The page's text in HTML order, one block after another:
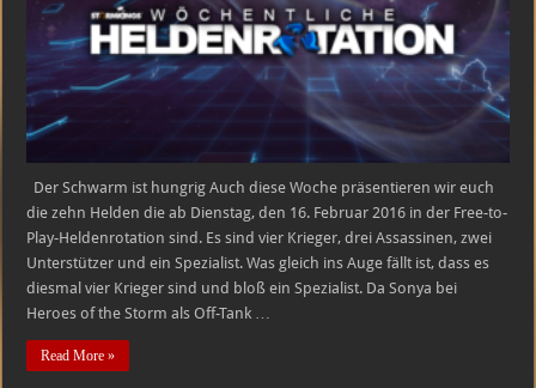
Heldenrotation
–
16.02.2016
–
22.02.2016
Der Schwarm ist hungrig Auch diese Woche präsentieren wir euch
die zehn Helden die ab Dienstag, den 16. Februar 2016 in der Free-to-
Play-Heldenrotation sind. Es sind vier Krieger, drei Assassinen, zwei
Unterstützer und ein Spezialist. Was gleich ins Auge fällt ist, dass es
diesmal vier Krieger sind und bloß ein Spezialist. Da Sonya bei
Heroes of the Storm als Off-Tank …
Read More »